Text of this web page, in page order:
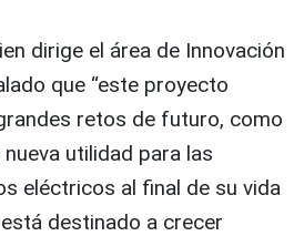
dirige el área de Innovación
que “este proyecto
retos de futuro, como
utilidad para las
eléctricos al final de su vida
destinado a crecer